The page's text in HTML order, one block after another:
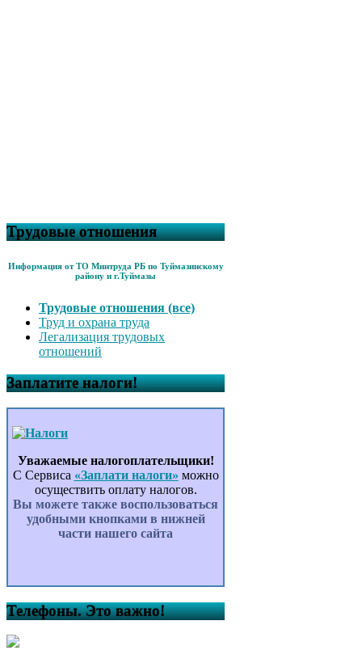
Трудовые отношения
Информация от ТО Минтруда РБ по Туймазинскому
району и г.Туймазы
Трудовые отношения (все)
Труд и охрана труда
Легализация трудовых
отношений
Заплатите налоги!
Уважаемые налогоплательщики!
С Сервиса «Заплати налоги» можно
осуществить оплату налогов.
Вы можете также воспользоваться
удобными кнопками в нижней
части нашего сайта
Телефоны. Это важно!